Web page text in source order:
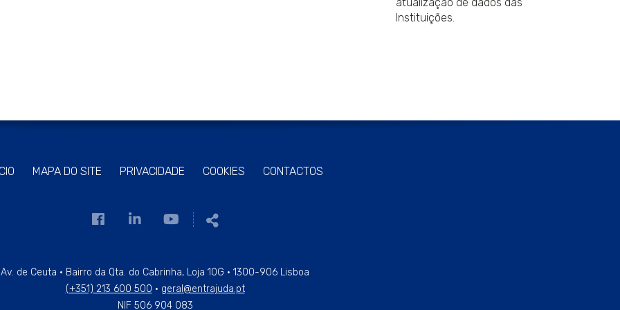
Instituições.
MAPA DO SITE PRIVACIDADE COOKIES CONTACTOS
Link
página
de
Link
página
de
Link
página
de
Av. de Ceuta · Bairro da Qta. do Cabrinha, Loja 10G · 1300-906 Lisboa
(+351) 213 600 500 · geral@entrajuda.pt
NIF 506 904 083